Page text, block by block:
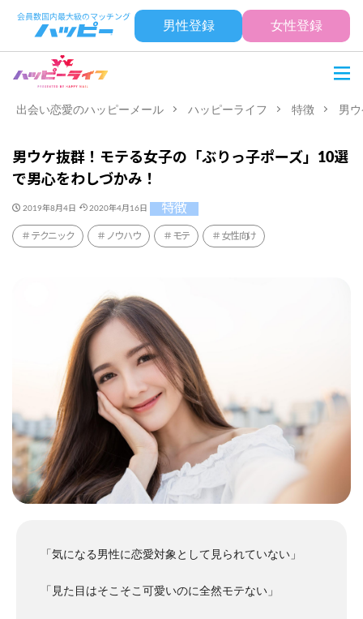
男性登録 女性登録
出会い恋愛のハッピーメール ハッピーライフ 特徴 男
男ウケ抜群！モテる女子の「ぶりっ子ポーズ」10選
で男心をわしづかみ！
2019年8月4日 2020年4月16日 特徴
テクニック ノウハウ モテ 女性向け
「気になる男性に恋愛対象として見られていない」
「見た目はそこそこ可愛いのに全然モテない」